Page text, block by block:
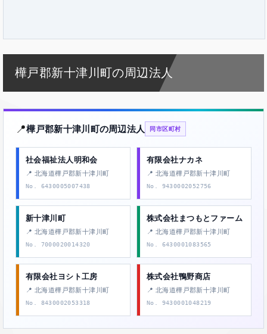
樺戸郡新十津川町の周辺法人
📍樺戸郡新十津川町の周辺法人 同市区町村
社会福祉法人明和会
📍 北海道樺戸郡新十津川町
No. 6430005007438
有限会社ナカネ
📍 北海道樺戸郡新十津川町
No. 9430002052756
新十津川町
📍 北海道樺戸郡新十津川町
No. 7000020014320
株式会社まつもとファーム
📍 北海道樺戸郡新十津川町
No. 6430001083565
有限会社ヨシト工房
📍 北海道樺戸郡新十津川町
No. 8430002053318
株式会社鴨野商店
📍 北海道樺戸郡新十津川町
No. 9430001048219